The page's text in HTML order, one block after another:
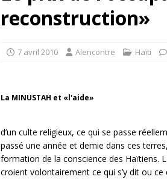
«Le discours
goût… et une menace»
[ 17 juillet 2026 ]
Iran. Le
reconstruction»
7 avril 2010 Alencontre Haïti
La MINUSTAH et «l'aide»
d’un culte religieux, ce qui se passe
passé une année et demie dans ces
formation de la conscience des Haïtiens.
croient volontairement ce qui s’y dit ou ce